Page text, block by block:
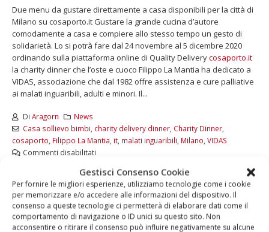
Gestisci Consenso Cookie
Per fornire le migliori esperienze, utilizziamo tecnologie come i cookie
per memorizzare e/o accedere alle informazioni del dispositivo. Il
consenso a queste tecnologie ci permetterà di elaborare dati come il
comportamento di navigazione o ID unici su questo sito. Non
acconsentire o ritirare il consenso può influire negativamente su alcune
Due menu da gustare direttamente a casa disponibili per la città di
Milano su cosaporto.it Gustare la grande cucina d’autore
comodamente a casa e compiere allo stesso tempo un gesto di
solidarietà. Lo si potrà fare dal 24 novembre al 5 dicembre 2020
ordinando sulla piattaforma online di Quality Deliverycosaporto.it
la charity dinner che l’oste e cuoco Filippo La Mantia ha dedicato a
VIDAS, associazione che dal 1982 offre assistenza e cure palliative
ai malati inguaribili, adulti e minori. Il...
Di Aragorn
News
Casa sollievo bimbi charity delivery dinner, Charity Dinner,
cosaporto Filippo La Mantia it malati inguaribili Milano VIDAS
Commenti disabilitati